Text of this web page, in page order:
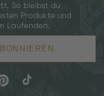
So bleibst du
Produkte und
Laufenden.